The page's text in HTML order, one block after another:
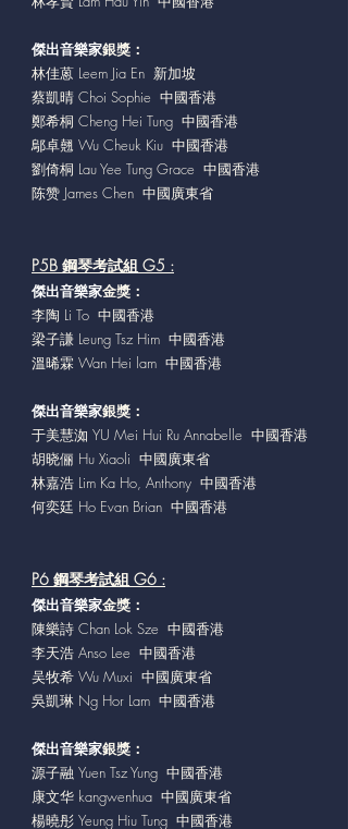
傑出音樂家銀獎：
林佳蒽 Leem Jia En 新加坡
蔡凱晴 Choi Sophie 中國香港
鄭希桐 Cheng Hei Tung 中國香港
鄔卓翹 Wu Cheuk Kiu 中國香港
劉倚桐 Lau Yee Tung Grace 中國香港
陈赞 James Chen 中國廣東省
P5B 鋼琴考試組 G5 :
傑出音樂家金獎：
李陶 Li To 中國香港
梁子謙 Leung Tsz Him 中國香港
溫晞霖 Wan Hei lam 中國香港
傑出音樂家銀獎：
于美慧洳 YU Mei Hui Ru Annabelle 中國香港
胡晓俪 Hu Xiaoli 中國廣東省
林嘉浩 Lim Ka Ho, Anthony 中國香港
何奕廷 Ho Evan Brian 中國香港
P6 鋼琴考試組 G6 :
傑出音樂家金獎：
陳樂詩 Chan Lok Sze 中國香港
李天浩 Anso Lee 中國香港
吴牧希 Wu Muxi 中國廣東省
吳凱琳 Ng Hor Lam 中國香港
傑出音樂家銀獎：
源子融 Yuen Tsz Yung 中國香港
康文华 kangwenhua 中國廣東省
楊曉彤 Yeung Hiu Tung 中國香港